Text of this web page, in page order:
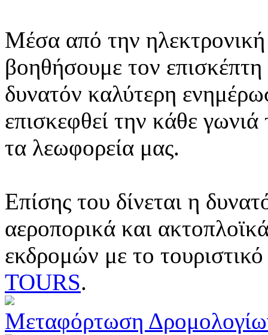
Μέσα από την ηλεκτρονική
βοηθήσουμε τον
δυνατόν καλύτερη
επισκεφθεί την κάθε
τα λεωφορεία μας.
Επίσης του δίνεται η
αεροπορικά και
εκδρομών με το
TOURS.
Μεταφόρτωση